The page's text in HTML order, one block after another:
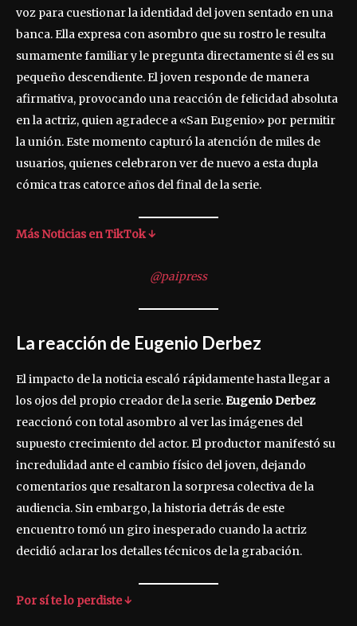
voz para cuestionar la identidad del joven sentado en una
banca. Ella expresa con asombro que su rostro le resulta
sumamente familiar y le pregunta directamente si él es su
pequeño descendiente. El joven responde de manera
afirmativa, provocando una reacción de felicidad absoluta
en la actriz, quien agradece a «San Eugenio» por permitir
la unión. Este momento capturó la atención de miles de
usuarios, quienes celebraron ver de nuevo a esta dupla
cómica tras catorce años del final de la serie.
Más Noticias en TikTok ↓
@paipress
La reacción de Eugenio Derbez
El impacto de la noticia escaló rápidamente hasta llegar a
los ojos del propio creador de la serie.Eugenio Derbez
reaccionó con total asombro al ver las imágenes del
supuesto crecimiento del actor. El productor manifestó su
incredulidad ante el cambio físico del joven, dejando
comentarios que resaltaron la sorpresa colectiva de la
audiencia. Sin embargo, la historia detrás de este
encuentro tomó un giro inesperado cuando la actriz
decidió aclarar los detalles técnicos de la grabación.
Por sí te lo perdiste ↓